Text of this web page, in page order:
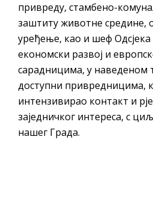
привреду, стамбено-
заштиту животне средине,
уређење, као и шеф Одсјека
економски развој и
сарадницима, у наведеном
доступни привредницима,
интензивирао контакт и
заједничког интереса, с
нашег Града.